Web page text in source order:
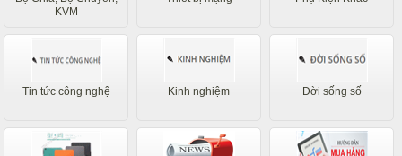
KVM
Tin tức công nghệ Kinh nghiệm Đời sống số